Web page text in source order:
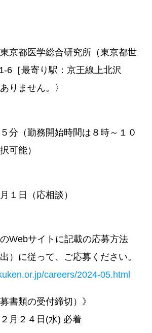
京都医学総合研究所（東京都世
6［最寄り駅：京王線上北沢
りません。〉
分（勤務開始時間は８時～１０
可能）
１日（応相談）
Webサイトに記載の応募方法
）に従って、ご応募ください。
careers/2024-05.html
書類の受付締切）》
月２４日(水) 必着